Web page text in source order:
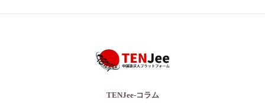
TENJee-コラム